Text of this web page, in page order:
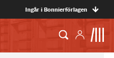
Ingår i Bonnierförlagen